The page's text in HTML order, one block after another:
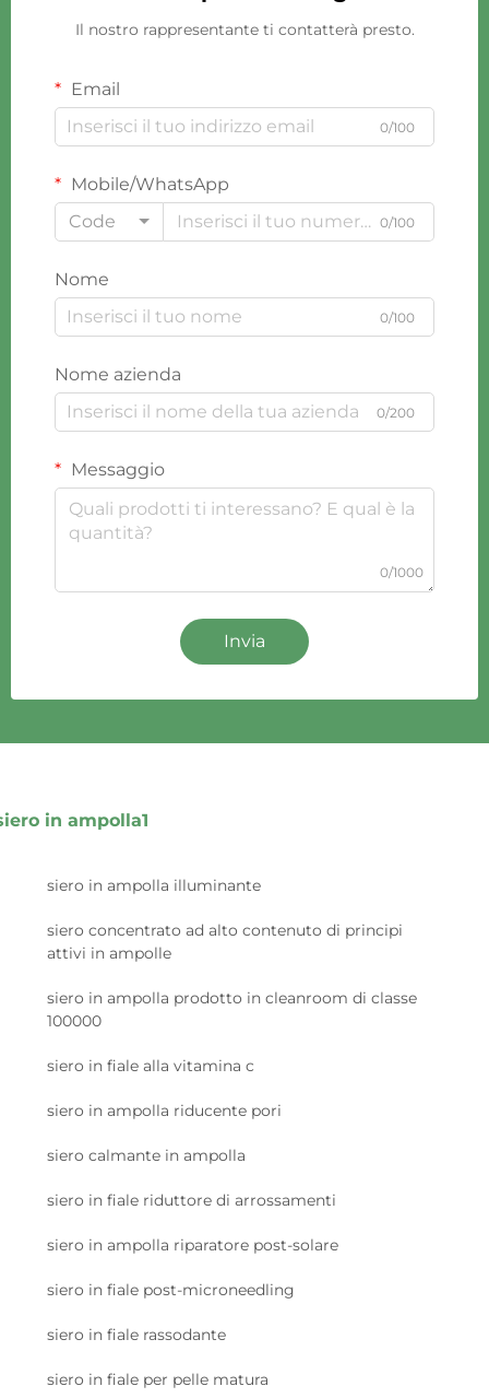
Il nostro rappresentante ti contatterà presto.
Email
0/100
Mobile/WhatsApp
Code
0/100
Nome
0/100
Nome azienda
0/200
Messaggio
0/1000
Invia
in ampolla1
siero in ampolla illuminante
siero concentrato ad alto contenuto di principi
attivi in ampolle
siero in ampolla prodotto in cleanroom di classe
100000
siero in fiale alla vitamina c
siero in ampolla riducente pori
siero calmante in ampolla
siero in fiale riduttore di arrossamenti
siero in ampolla riparatore post-solare
siero in fiale post-microneedling
siero in fiale rassodante
siero in fiale per pelle matura